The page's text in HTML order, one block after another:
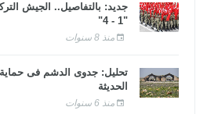
جديد: بالتفاصيل.. الجيش
"1 - 4"
منذ 8 سنوات
تحليل: جدوى الدشم فى حماية
الحديثة
منذ 6 سنوات